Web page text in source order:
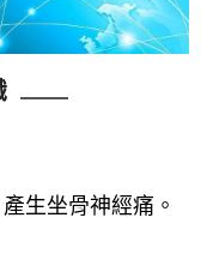
生坐骨神經痛。